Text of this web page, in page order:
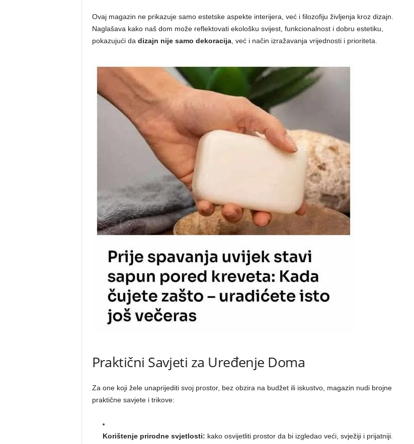
Ovaj magazin ne prikazuje samo estetske aspekte interijera, već i filozofiju življenja kroz dizajn.
Naglašava kako naš dom može reflektovati ekološku svijest, funkcionalnost i dobru estetiku,
pokazujući da dizajn nije samo dekoracija, već i način izražavanja vrijednosti i prioriteta.
Praktični Savjeti za Uređenje Doma
Za one koji žele unaprijediti svoj prostor, bez obzira na budžet ili iskustvo, magazin nudi brojne
praktične savjete i trikove:
Korištenje prirodne svjetlosti: kako osvijetliti prostor da bi izgledao veći, svježiji i prijatniji.